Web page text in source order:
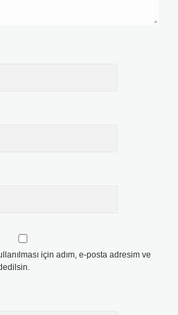
için adım, e-posta adresim ve